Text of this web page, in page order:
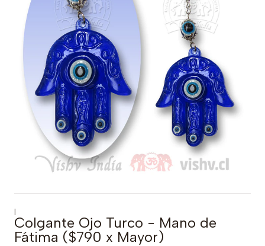
|
Colgante Ojo Turco - Mano de
Fátima ($790 x Mayor)